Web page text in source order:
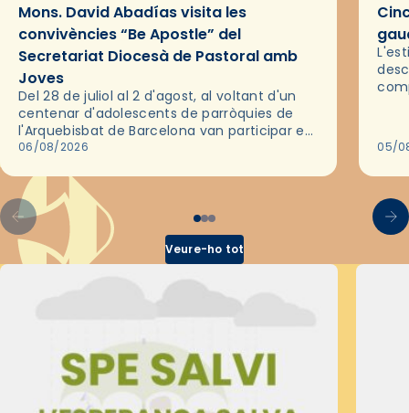
Mons. David Abadías visita les
convivències “Be Apostle” del
Secretariat Diocesà de Pastoral amb
Joves
Del 28 de juliol al 2 d'agost, al voltant d'un
centenar d'adolescents de parròquies de
l'Arquebisbat de Barcelona van participar en
les convivències Be Apostle, organitzades
06/08/2026 05/
Veure-ho tot